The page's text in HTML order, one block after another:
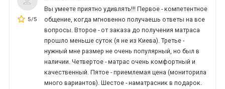
5/5
Вы умеете приятно удивлять!!! Первое - компетентное
общение, когда мгновенно получаешь ответы на все
вопросы. Второе - от заказа до получения матраса
прошло меньше суток (я не из Киева). Третье -
нужный мне размер не очень популярный, но был в
наличии. Четвертое - матрас очень комфортный и
качественный. Пятое - приемлемая цена (мониторила
много вариантов). Шестое - наматрасник в подарок.
*
*
*
*